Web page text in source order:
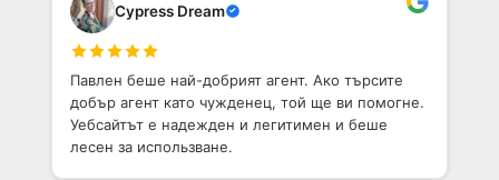
Cypress Dream
Павлен беше най-добрият агент. Ако търсите
добър агент като чужденец, той ще ви помогне.
Уебсайтът е надежден и легитимен и беше
лесен за использване.